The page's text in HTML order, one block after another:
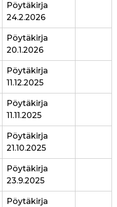
Pöytäkirja
24.2.2026
Pöytäkirja
20.1.2026
Pöytäkirja
11.12.2025
Pöytäkirja
11.11.2025
Pöytäkirja
21.10.2025
Pöytäkirja
23.9.2025
Pöytäkirja